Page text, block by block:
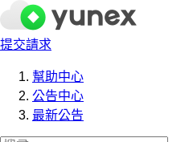
提交請求
幫助中心
公告中心
最新公告